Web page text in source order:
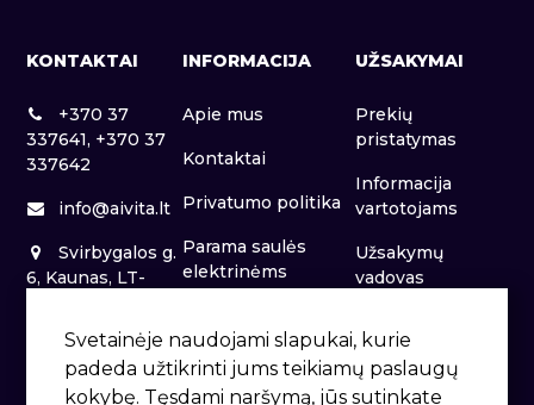
KONTAKTAI
+370 37
337641, +370 37
337642
info@aivita.lt
Svirbygalos g.
6, Kaunas, LT-
INFORMACIJA
Apie mus
Kontaktai
Privatumo politika
Parama saulės
elektrinėms
UŽSAKYMAI
Prekių
pristatymas
Informacija
vartotojams
Užsakymų
vadovas
Svetainėje naudojami slapukai, kurie
padeda užtikrinti jums teikiamų paslaugų
kokybę. Tęsdami naršymą, jūs sutinkate